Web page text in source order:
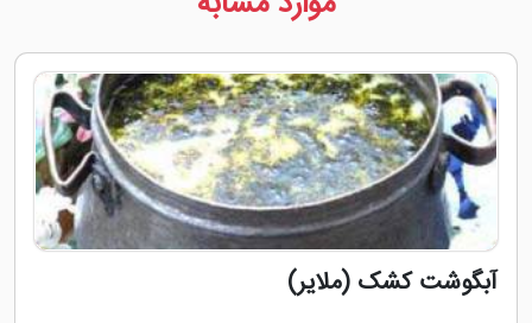
آبگوشت کشک (ملایر)